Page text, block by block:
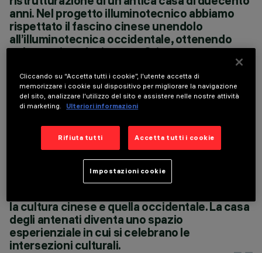
PROGETTAZIONE
ARCHITETTONICA
YVONNE LIU
PROGETTAZIONE
ILLUMINOTECNICA
anni. Nel progetto illuminotecnico abbiamo
rispettato il fascino cinese unendolo
all’illuminotecnica occidentale, ottenendo
un'armoniosa fusione tra Oriente e
increspature della piscina, le raffinate pareti
in mattoni e le sagome degli alberi sono
delicatamente evidenziate dall'illuminazione,
sereno e profondo. Al secondo piano, le linee
di luce create dai Trick, non solo enfatizzano
la bellezza della antica struttura della casa,
ma portano anche un pizzico di minimalismo
occidentale.Questo progetto è una fusione di
la cultura cinese e quella occidentale. La casa
degli antenati diventa uno spazio
esperienziale in cui si celebrano le
intersezioni culturali.
Cliccando su “Accetta tutti i cookie”, l'utente accetta di
memorizzare i cookie sul dispositivo per migliorare la navigazione
del sito, analizzare l'utilizzo del sito e assistere nelle nostre attività
di marketing.
Ulteriori informazioni
Rifiuta tutti Accetta tutti i cookie
Impostazioni cookie